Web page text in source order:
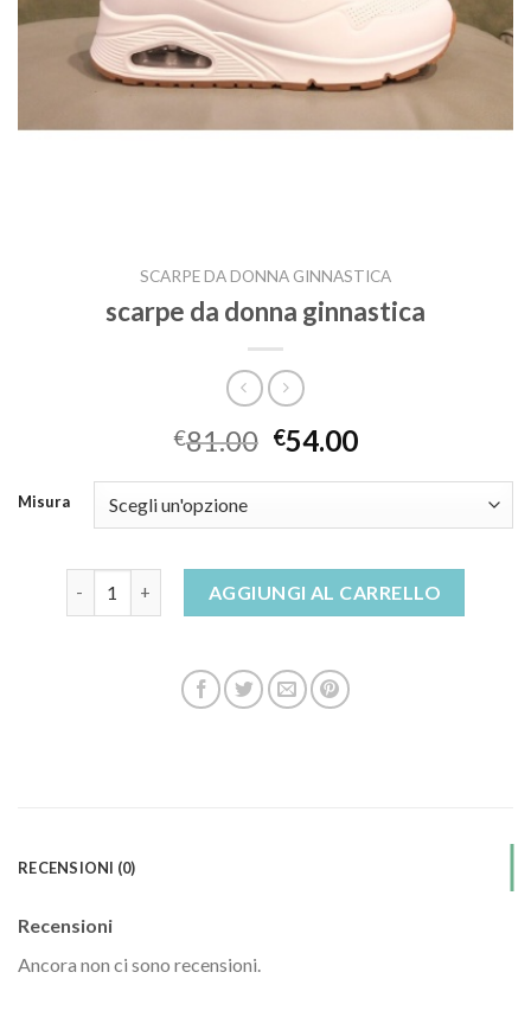
SCARPE DA DONNA GINNASTICA
scarpe da donna ginnastica
€81.00 €54.00
Misura
AGGIUNGI AL CARRELLO
RECENSIONI (0)
Recensioni
Ancora non ci sono recensioni.